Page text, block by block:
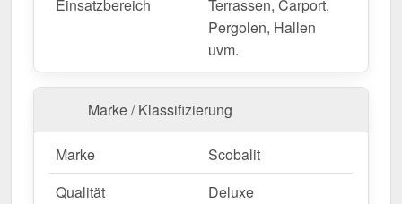
Einsatzbereich
Terrassen, Carport,
Pergolen, Hallen
uvm.
Marke / Klassifizierung
Marke
Scobalit
Qualität
Deluxe